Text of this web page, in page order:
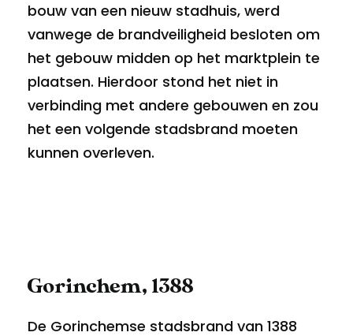
bouw van een nieuw stadhuis, werd
vanwege de brandveiligheid besloten om
het gebouw midden op het marktplein te
plaatsen. Hierdoor stond het niet in
verbinding met andere gebouwen en zou
het een volgende stadsbrand moeten
kunnen overleven.
Gorinchem, 1388
De Gorinchemse stadsbrand van 1388